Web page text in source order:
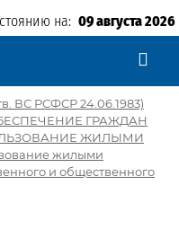
на: 09 августа 2026
ВС РСФСР 24.06.1983)
ГРАЖДАН
ЖИЛЫМИ
жилыми
и общественного